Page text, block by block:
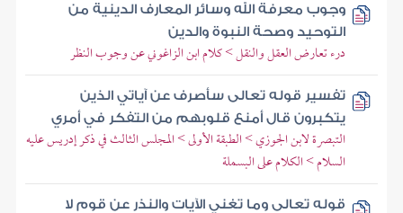
وجوب معرفة الله وسائر المعارف الدينية من
التوحيد وصحة النبوة والدين
درء تعارض العقل والنقل > كلام ابن الزاغوني عن وجوب النظر
تفسير قوله تعالى سأصرف عن آياتي الذين
يتكبرون قال أمنع قلوبهم من التفكر في أمري
التبصرة لابن الجوزي > الطبقة الأولى > المجلس الثالث في ذكر إدريس عليه
السلام > الكلام على البسملة
قوله تعالى وما تغني الآيات والنذر عن قوم لا